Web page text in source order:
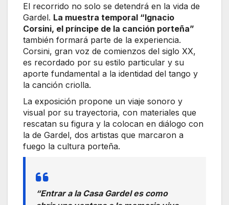
El recorrido no solo se detendrá en la vida de
Gardel. La muestra temporal “Ignacio
Corsini, el príncipe de la canción porteña”
también formará parte de la experiencia.
Corsini, gran voz de comienzos del siglo XX,
es recordado por su estilo particular y su
aporte fundamental a la identidad del tango y
la canción criolla.
La exposición propone un viaje sonoro y
visual por su trayectoria, con materiales que
rescatan su figura y la colocan en diálogo con
la de Gardel, dos artistas que marcaron a
fuego la cultura porteña.
“Entrar a la Casa Gardel es como